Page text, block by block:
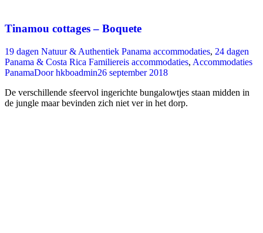
Tinamou cottages – Boquete
19 dagen Natuur & Authentiek Panama accommodaties, 24 dagen
Panama & Costa Rica Familiereis accommodaties, Accommodaties
PanamaDoorhkboadmin26 september 2018
De verschillende sfeervol ingerichte bungalowtjes staan midden in
de jungle maar bevinden zich niet ver in het dorp.